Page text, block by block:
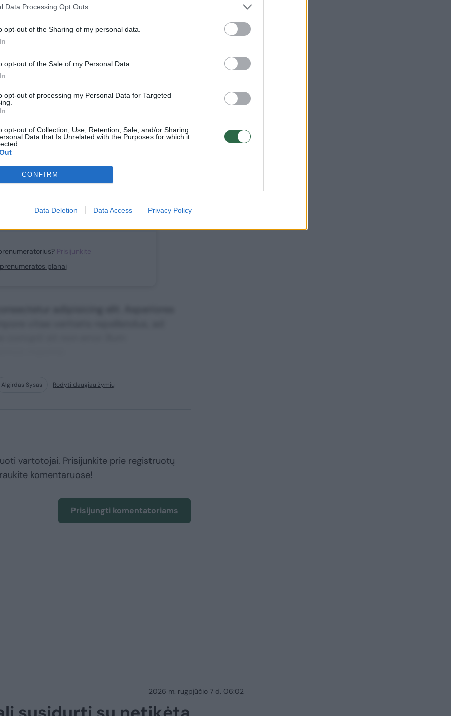
Data Processing Opt Outs
opt-out of the Sharing of my personal data.
opt-out of the Sale of my Personal Data.
opt-out of processing my Personal Data for Targeted
opt-out of Collection, Use, Retention, Sale, and/or Sharing
Data that Is Unrelated with the Purposes for which it
CONFIRM
Data Deletion Data Access Privacy Policy
skaityti
toliau?
mūsų bendruomenės
prenumeratoriumi
1 Eur / mėn.
Prisijunkite
planai
Algirdas Sysas Rodyti daugiau žymių
vartotojai. Prisijunkite prie registruotų
komentaruose!
Prisijungti komentatoriams
2026 m. rugpjūčio 7 d. 06:02